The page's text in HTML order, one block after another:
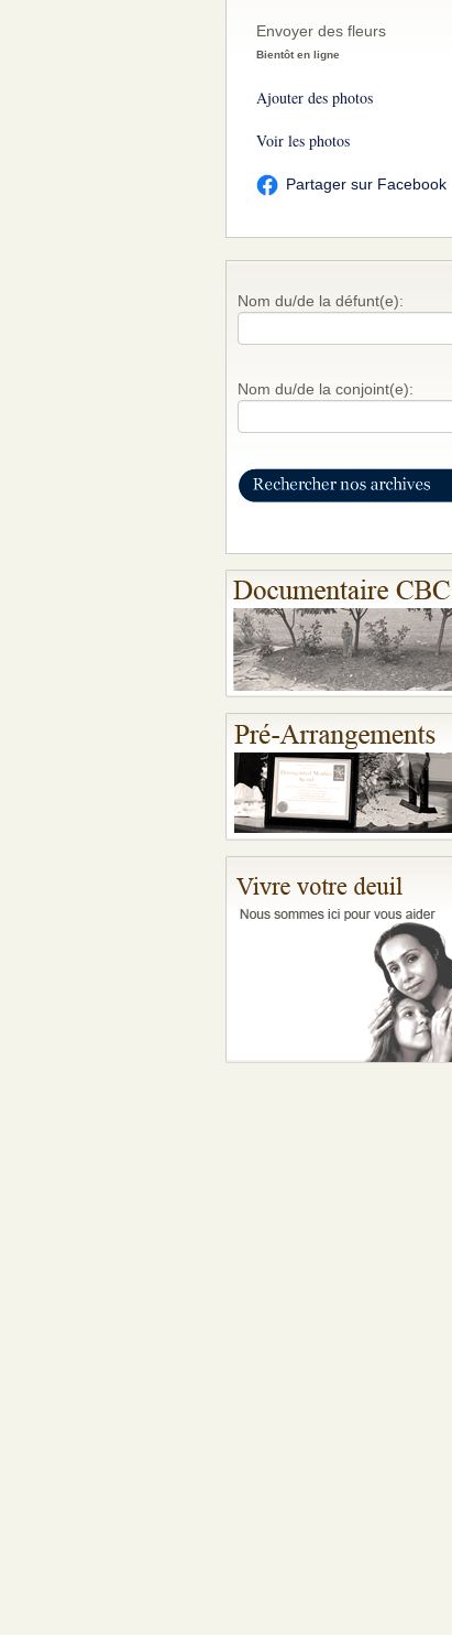
Envoyer des fleurs
Bientôt en ligne
Ajouter des photos
Voir les photos
Partager sur Facebook
Nom du/de la défunt(e):
Nom du/de la conjoint(e):